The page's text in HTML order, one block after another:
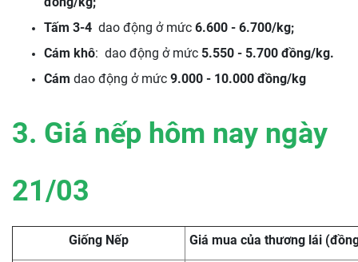
Tấm 3-4 dao động ở mức 6.600 - 6.700/kg;
Cám khô: dao động ở mức 5.550 - 5.700 đồng/kg.
Cám dao động ở mức 9.000 - 10.000 đồng/kg
3. Giá nếp hôm nay ngày
21/03
Giống Nếp Giá mua của thương lái